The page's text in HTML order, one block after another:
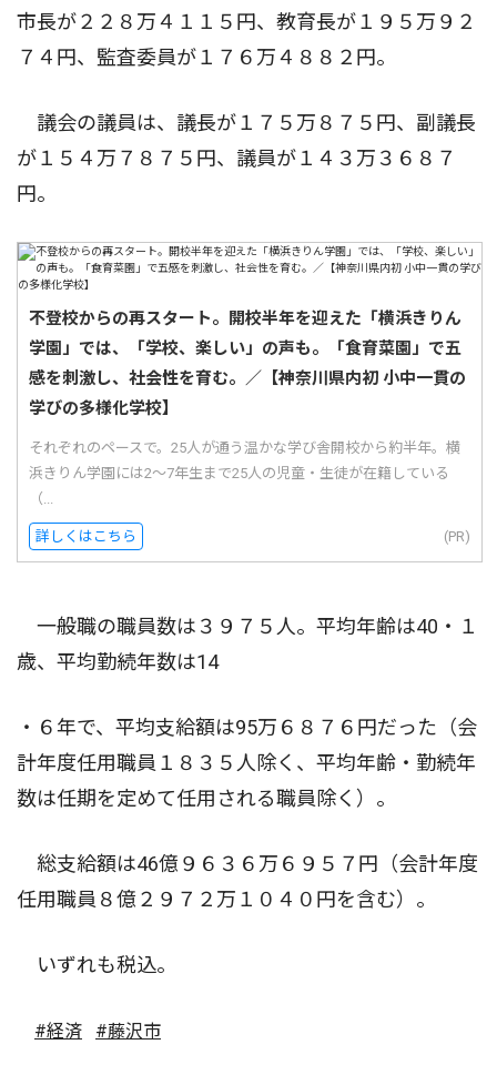
市長が２２８万４１１５円、教育長が１９５万９２
７４円、監査委員が１７６万４８８２円。
議会の議員は、議長が１７５万８７５円、副議長
が１５４万７８７５円、議員が１４３万３６８７
円。
不登校からの再スタート。開校半年を迎えた「横浜きりん
学園」では、「学校、楽しい」の声も。「食育菜園」で五
感を刺激し、社会性を育む。／【神奈川県内初 小中一貫の
学びの多様化学校】
それぞれのペースで。25人が通う温かな学び舎開校から約半年。横
浜きりん学園には2〜7年生まで25人の児童・生徒が在籍している
（...
詳しくはこちら (PR)
一般職の職員数は３９７５人。平均年齢は40・１
歳、平均勤続年数は14
・６年で、平均支給額は95万６８７６円だった（会
計年度任用職員１８３５人除く、平均年齢・勤続年
数は任期を定めて任用される職員除く）。
総支給額は46億９６３６万６９５７円（会計年度
任用職員８億２９７２万１０４０円を含む）。
いずれも税込。
#経済 #藤沢市